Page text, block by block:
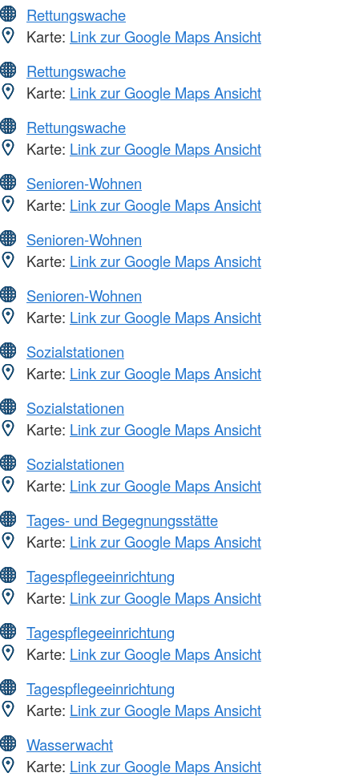
Rettungswache
Karte: Link zur Google Maps Ansicht
Rettungswache
Karte: Link zur Google Maps Ansicht
Rettungswache
Karte: Link zur Google Maps Ansicht
Senioren-Wohnen
Karte: Link zur Google Maps Ansicht
Senioren-Wohnen
Karte: Link zur Google Maps Ansicht
Senioren-Wohnen
Karte: Link zur Google Maps Ansicht
Sozialstationen
Karte: Link zur Google Maps Ansicht
Sozialstationen
Karte: Link zur Google Maps Ansicht
Sozialstationen
Karte: Link zur Google Maps Ansicht
Tages- und Begegnungsstätte
Karte: Link zur Google Maps Ansicht
Tagespflegeeinrichtung
Karte: Link zur Google Maps Ansicht
Tagespflegeeinrichtung
Karte: Link zur Google Maps Ansicht
Tagespflegeeinrichtung
Karte: Link zur Google Maps Ansicht
Wasserwacht
Karte: Link zur Google Maps Ansicht